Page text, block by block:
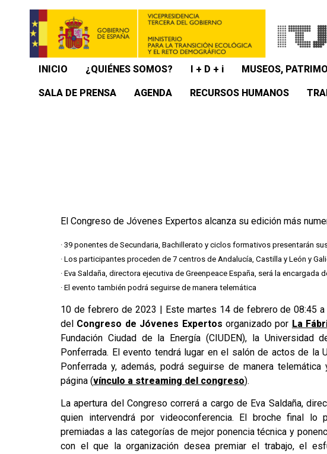
INICIO ¿QUIÉNES SOMOS? I + D + i MUSEOS,
SALA DE PRENSA AGENDA RECURSOS HUMANOS
El Congreso de Jóvenes Expertos alcanza su edición más
· 39 ponentes de Secundaria, Bachillerato y ciclos formativos presentarán
· Los participantes proceden de 7 centros de Andalucía, Castilla y León y
· Eva Saldaña, directora ejecutiva de Greenpeace España, será la encargada
· El evento también podrá seguirse de manera telemática
10 de febrero de 2023 | Este martes 14 de febrero de 08:45
del Congreso de Jóvenes Expertos organizado por La
Fundación Ciudad de la Energía (CIUDEN), la Universidad
Ponferrada. El evento tendrá lugar en el salón de actos de la
Ponferrada y, además, podrá seguirse de manera
página (vínculo a streaming del congreso).
La apertura del Congreso correrá a cargo de Eva Saldaña,
quien intervendrá por videoconferencia. El broche final lo
premiadas a las categorías de mejor ponencia técnica y
con el que la organización desea premiar el trabajo, el